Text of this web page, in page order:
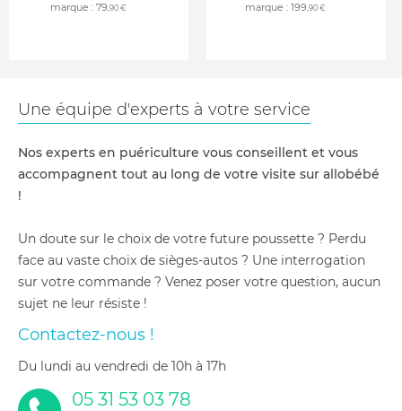
marque : 79,90 € marque : 199,90 €
Une équipe d'experts à votre service
Nos experts en puériculture vous conseillent et vous
accompagnent tout au long de votre visite sur allobébé
!
Un doute sur le choix de votre future poussette ? Perdu
face au vaste choix de sièges-autos ? Une interrogation
sur votre commande ? Venez poser votre question, aucun
sujet ne leur résiste !
Contactez-nous !
du lundi au vendredi de 10h à 17h
05 31 53 03 78